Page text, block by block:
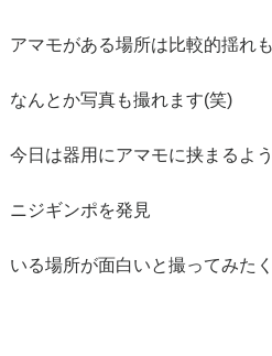
アマモがある場所は比較的揺れ
なんとか写真も撮れます(笑)
今日は器用にアマモに挟まるよ
ニジギンポを発見
いる場所が面白いと撮ってみた